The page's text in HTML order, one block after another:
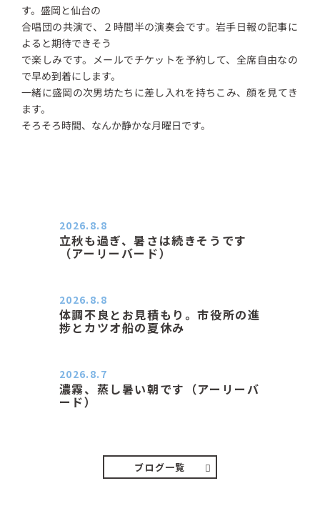
す。盛岡と仙台の
合唱団の共演で、２時間半の演奏会です。岩手日報の記事に
よると期待できそう
で楽しみです。メールでチケットを予約して、全席自由なの
で早め到着にします。
一緒に盛岡の次男坊たちに差し入れを持ちこみ、顔を見てき
ます。
そろそろ時間、なんか静かな月曜日です。
立秋も過ぎ、暑さは続きそうです
（アーリーバード）
2026.8.8
体調不良とお見積もり。市役所の進
捗とカツオ船の夏休み
2026.8.8
濃霧、蒸し暑い朝です（アーリーバ
ード）
2026.8.7
ブログ一覧